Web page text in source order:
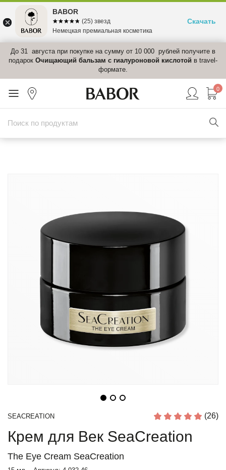
До 31 августа при покупке на сумму от 10 000 рублей получите в
подарок Очищающий бальзам с гиалуроновой кислотой в travel-
формате.
0
SEACREATION (26)
Крем для Век SeaCreation
The Eye Cream SeaCreation
BABOR
☆☆☆☆☆
★★★★★ (25) звезд
Немецкая премиальная косметика
Скачать